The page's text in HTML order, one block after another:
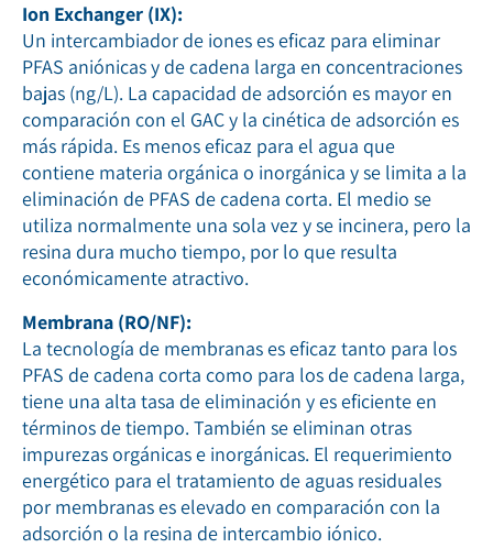
Ion Exchanger (IX):
Un intercambiador de iones es eficaz para eliminar
PFAS aniónicas y de cadena larga en concentraciones
bajas (ng/L). La capacidad de adsorción es mayor en
comparación con el GAC y la cinética de adsorción es
más rápida. Es menos eficaz para el agua que
contiene materia orgánica o inorgánica y se limita a la
eliminación de PFAS de cadena corta. El medio se
utiliza normalmente una sola vez y se incinera, pero la
resina dura mucho tiempo, por lo que resulta
económicamente atractivo.
Membrana (RO/NF):
La tecnología de membranas es eficaz tanto para los
PFAS de cadena corta como para los de cadena larga,
tiene una alta tasa de eliminación y es eficiente en
términos de tiempo. También se eliminan otras
impurezas orgánicas e inorgánicas. El requerimiento
energético para el tratamiento de aguas residuales
por membranas es elevado en comparación con la
adsorción o la resina de intercambio iónico.